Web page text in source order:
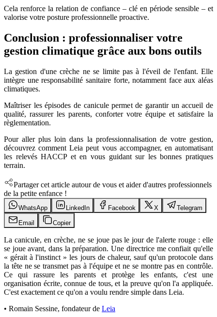
Cela renforce la relation de confiance – clé en période sensible – et
valorise votre posture professionnelle proactive.
Conclusion : professionnaliser votre
gestion climatique grâce aux bons outils
La gestion d'une crèche ne se limite pas à l'éveil de l'enfant. Elle
intègre une responsabilité sanitaire forte, notamment face aux aléas
climatiques.
Maîtriser les épisodes de canicule permet de garantir un accueil de
qualité, rassurer les parents, conforter votre équipe et satisfaire la
règlementation.
Pour aller plus loin dans la professionnalisation de votre gestion,
découvrez comment Leia peut vous accompagner, en automatisant
les relevés HACCP et en vous guidant sur les bonnes pratiques
terrain.
Partager cet article autour de vous et aider d'autres professionnels
de la petite enfance !
WhatsApp LinkedIn Facebook X Telegram
Email Copier
La canicule, en crèche, ne se joue pas le jour de l'alerte rouge : elle
se joue avant, dans la préparation. Une directrice me confiait qu'elle
« gérait à l'instinct » les jours de chaleur, sauf qu'un protocole dans
la tête ne se transmet pas à l'équipe et ne se montre pas en contrôle.
Ce qui rassure les parents et protège les enfants, c'est une
organisation écrite, connue de tous, et la preuve qu'on l'a appliquée.
C'est exactement ce qu'on a voulu rendre simple dans Leia.
• Romain Sessine, fondateur de Leia